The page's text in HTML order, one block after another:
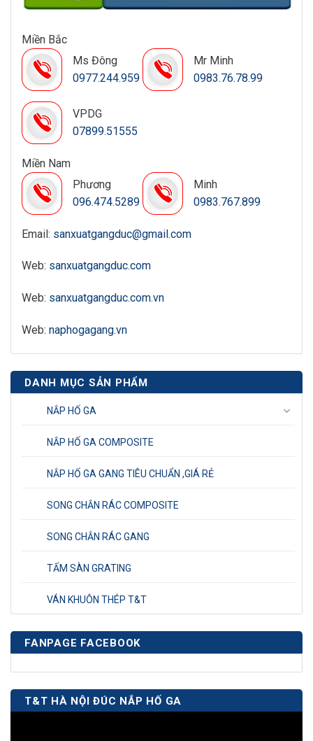
Miền Bắc
Ms Đông
0977.244.959
Mr Minh
0983.76.78.99
VPDG
07899.51555
Miền Nam
Phương
096.474.5289
Minh
0983.767.899
Email: sanxuatgangduc@gmail.com
Web: sanxuatgangduc.com
Web: sanxuatgangduc.com.vn
Web: naphogagang.vn
DANH MỤC SẢN PHẨM
NẮP HỐ GA
NẮP HỐ GA COMPOSITE
NẮP HỐ GA GANG TIÊU CHUẨN ,GIÁ RẺ
SONG CHẮN RÁC COMPOSITE
SONG CHẮN RÁC GANG
TẤM SÀN GRATING
VÁN KHUÔN THÉP T&T
FANPAGE FACEBOOK
T&T HÀ NỘI ĐÚC NẮP HỐ GA